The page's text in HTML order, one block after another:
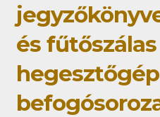
és fűtőszálas